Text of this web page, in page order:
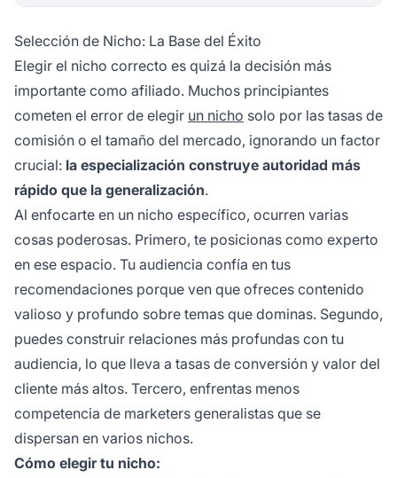
Selección de Nicho: La Base del Éxito
Elegir el nicho correcto es quizá la decisión más
importante como afiliado. Muchos principiantes
cometen el error de elegir un nicho solo por las tasas de
comisión o el tamaño del mercado, ignorando un factor
crucial: la especialización construye autoridad más
rápido que la generalización.
Al enfocarte en un nicho específico, ocurren varias
cosas poderosas. Primero, te posicionas como experto
en ese espacio. Tu audiencia confía en tus
recomendaciones porque ven que ofreces contenido
valioso y profundo sobre temas que dominas. Segundo,
puedes construir relaciones más profundas con tu
audiencia, lo que lleva a tasas de conversión y valor del
cliente más altos. Tercero, enfrentas menos
competencia de marketers generalistas que se
dispersan en varios nichos.
Cómo elegir tu nicho: